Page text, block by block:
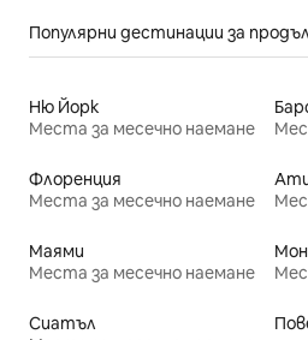
Популярни дестинации за
Ню Йорк
Места за месечно наемане
Флоренция
Места за месечно наемане
Маями
Места за месечно наемане
Сиатъл